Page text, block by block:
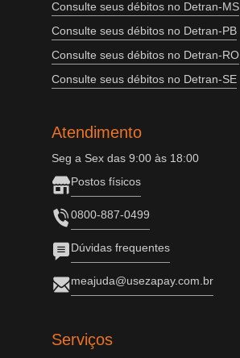
Consulte seus débitos no Detran-MS
Consulte seus débitos no Detran-PB
Consulte seus débitos no Detran-RO
Consulte seus débitos no Detran-SE
Atendimento
Seg a Sex das 9:00 às 18:00
Postos físicos
0800-887-0499
Dúvidas frequentes
meajuda@usezapay.com.br
Serviços